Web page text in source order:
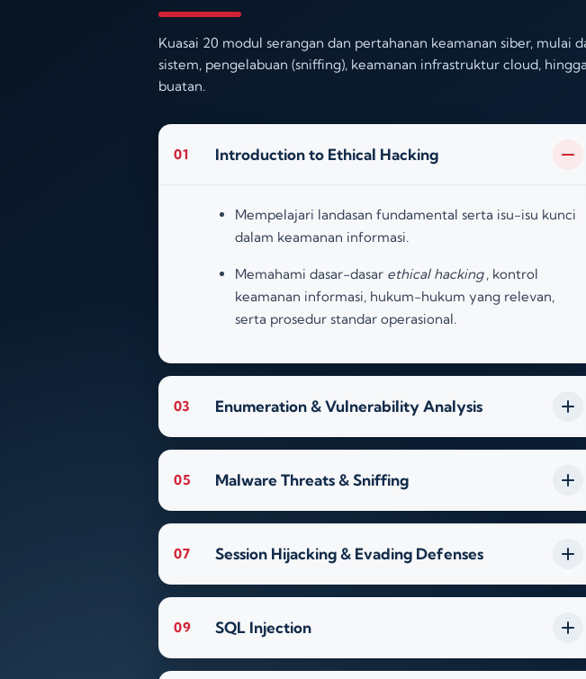
Kuasai 20 modul serangan dan pertahanan keamanan siber, mulai
sistem, pengelabuan (sniffing), keamanan infrastruktur cloud,
buatan.
01 Introduction to Ethical Hacking
Mempelajari landasan fundamental serta isu-isu kunci
dalam keamanan informasi.
Memahami dasar-dasar ethical hacking , kontrol
keamanan informasi, hukum-hukum yang relevan,
serta prosedur standar operasional.
03 Enumeration & Vulnerability Analysis
05 Malware Threats & Sniffing
07 Session Hijacking & Evading Defenses
09 SQL Injection